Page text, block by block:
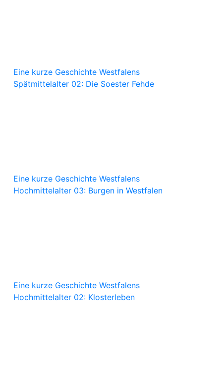
Eine kurze Geschichte Westfalens
Spätmittelalter 02: Die Soester Fehde
Eine kurze Geschichte Westfalens
Hochmittelalter 03: Burgen in Westfalen
Eine kurze Geschichte Westfalens
Hochmittelalter 02: Klosterleben